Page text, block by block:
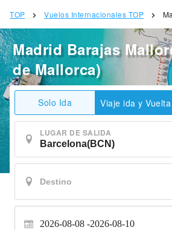
TOP Vuelos Internacionales TOP
Madrid Barajas
de Mallorca)
Solo Ida Viaje ida y Vuelta
LUGAR DE SALIDA
2026-08-08 2026-08-10